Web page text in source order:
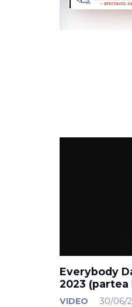
Everybody
2023 (partea
VIDEO 30/06/